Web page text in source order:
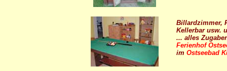
Billardzimmer,
Kellerbar usw.
... alles
Ferienhof
im Ostseebad